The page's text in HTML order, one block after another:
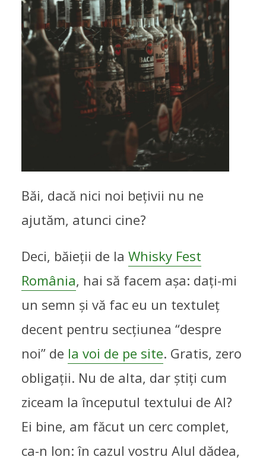
Băi, dacă nici noi bețivii nu ne
ajutăm, atunci cine?
Deci, băieții de la Whisky Fest
România, hai să facem așa: dați-mi
un semn și vă fac eu un textuleț
decent pentru secțiunea “despre
noi” de la voi de pe site. Gratis, zero
obligații. Nu de alta, dar știți cum
ziceam la începutul textului de AI?
Ei bine, am făcut un cerc complet,
ca-n Ion: în cazul vostru AIul dădea,